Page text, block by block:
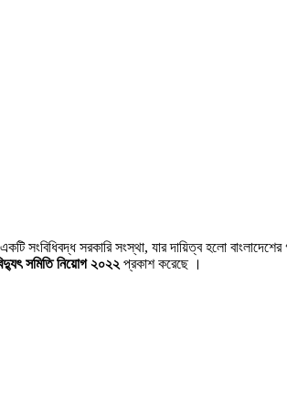
সংবিধিবদ্ধ সরকারি সংস্থা, যার দায়িত্ব হলো
সমিতি নিয়োগ ২০২২ প্রকাশ করেছে ।